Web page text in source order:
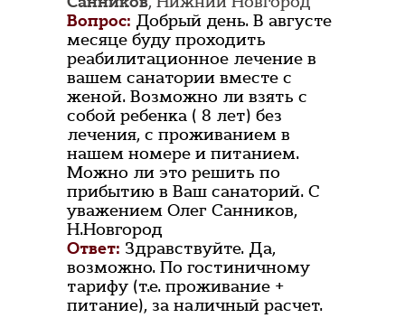
Вопрос: Добрый день. В августе
месяце буду проходить
реабилитационное лечение в
вашем санатории вместе с
женой. Возможно ли взять с
собой ребенка ( 8 лет) без
лечения, с проживанием в
нашем номере и питанием.
Можно ли это решить по
прибытию в Ваш санаторий. С
уважением Олег Санников,
Н.Новгород
Ответ: Здравствуйте. Да,
возможно. По гостиничному
тарифу (т.е. проживание +
питание), за наличный расчет.